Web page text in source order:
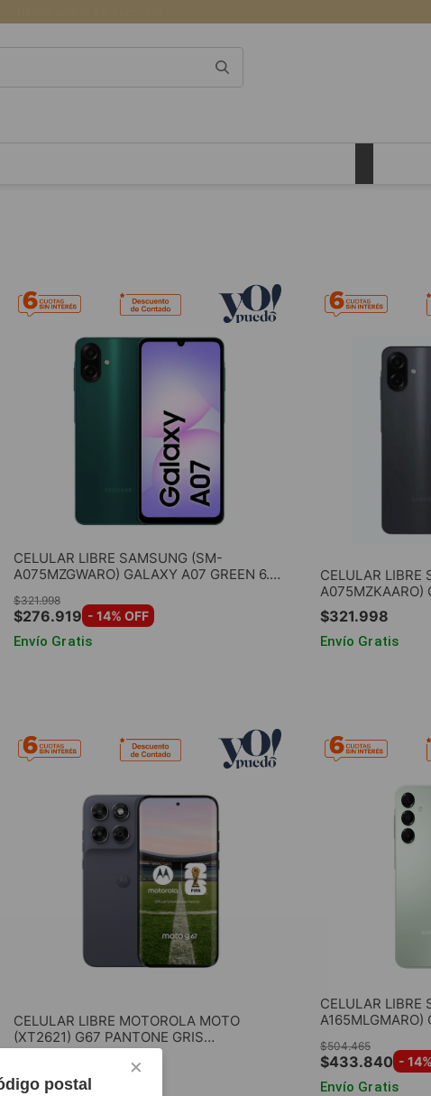
×
postal
CELULAR LIBRE SAMSUNG (SM-
A075MZGWARO) GALAXY A07 GREEN 6.7"
$321.998
$276.919 - 14% OFF
Envío Gratis
CELULAR LIBRE
A075MZKAARO)
4GB RAM 64GB
$321.998
Envío Gratis
CELULAR LIBRE MOTOROLA MOTO
(XT2621) G67 PANTONE GRIS
4GB+256GB
Envío Gratis
CELULAR LIBRE
A165MLGMARO)
$504.465
$433.840 - 14
Envío Gratis